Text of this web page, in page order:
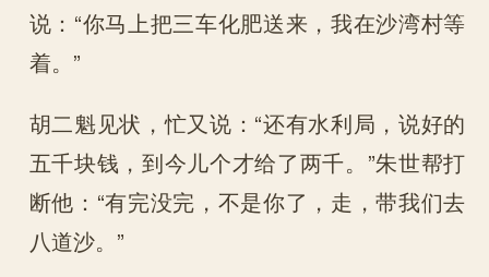
说：“你马上把三车化肥送来，我在沙湾村等
着。”
胡二魁见状，忙又说：“还有水利局，说好的
五千块钱，到今儿个才给了两千。”朱世帮打
断他：“有完没完，不是你了，走，带我们去
八道沙。”